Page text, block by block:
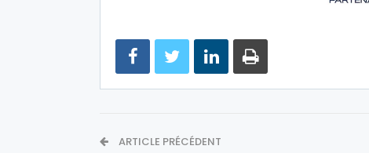
ARTICLE PRÉCÉDENT